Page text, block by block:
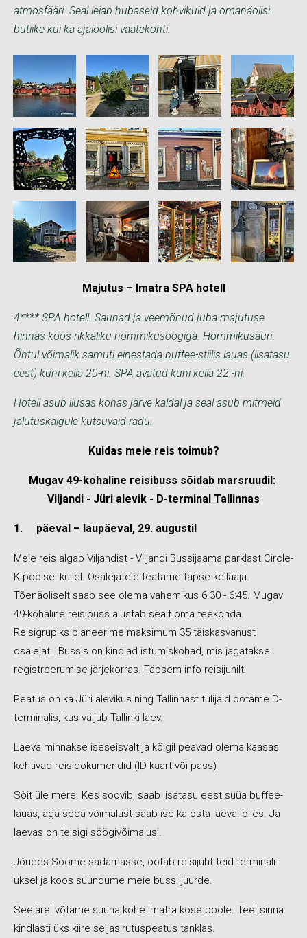
atmosfääri. Seal leiab hubaseid kohvikuid ja omanäolisi
butiike kui ka ajaloolisi vaatekohti.
Majutus – Imatra SPA hotell
4**** SPA hotell. Saunad ja veemõnud juba majutuse
hinnas koos rikkaliku hommikusöögiga. Hommikusaun.
Õhtul võimalik samuti einestada buffee-stiilis lauas (lisatasu
eest) kuni kella 20-ni. SPA avatud kuni kella 22.-ni.
Hotell asub ilusas kohas järve kaldal ja seal asub mitmeid
jalutuskäigule kutsuvaid radu.
Kuidas meie reis toimub?
Mugav 49-kohaline reisibuss sõidab marsruudil:
Viljandi - Jüri alevik - D-terminal Tallinnas
1. päeval – laupäeval, 29. augustil
Meie reis algab Viljandist - Viljandi Bussijaama parklast Circle-
K poolsel küljel. Osalejatele teatame täpse kellaaja.
Tõenäoliselt saab see olema vahemikus 6.30 - 6:45. Mugav
49-kohaline reisibuss alustab sealt oma teekonda.
Reisigrupiks planeerime maksimum 35 täiskasvanust
osalejat. Bussis on kindlad istumiskohad, mis jagatakse
registreerumise järjekorras. Täpsem info reisijuhilt.
Peatus on ka Jüri alevikus ning Tallinnast tulijaid ootame D-
terminalis, kus väljub Tallinki laev.
Laeva minnakse iseseisvalt ja kõigil peavad olema kaasas
kehtivad reisidokumendid (ID kaart või pass)
Sõit üle mere. Kes soovib, saab lisatasu eest süüa buffee-
lauas, aga seda võimalust saab ise ka osta laeval olles. Ja
laevas on teisigi söögivõimalusi.
Jõudes Soome sadamasse, ootab reisijuht teid terminali
uksel ja koos suundume meie bussi juurde.
Seejärel võtame suuna kohe Imatra kose poole. Teel sinna
kindlasti üks kiire seljasirutuspeatus tanklas.